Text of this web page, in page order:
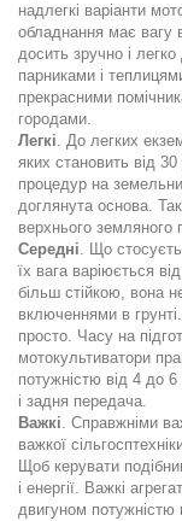
надлегкі варіанти
обладнання має вагу
досить зручно і
парниками і
прекрасними
городами.
Легкі. До легких
яких становить від
процедур на
доглянута основа.
верхнього земляного
Середні. Що
їх вага варіюється
більш стійкою, вона
включеннями в
просто. Часу на
мотокультиватори
потужністю від 4 до
і задня передача.
Важкі. Справжніми
важкої
Щоб керувати
і енергії. Важкі
двигуном потужністю